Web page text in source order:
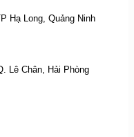
Hạ Long, Quảng Ninh
Lê Chân, Hải Phòng